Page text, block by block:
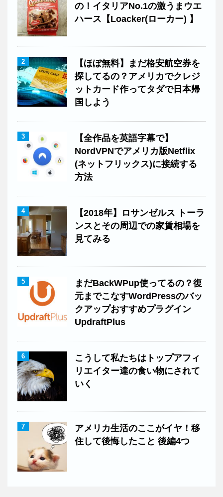
の！イタリアNo.1の激うまウエ
ハース【Loacker(ローカー) 】
2
【ほぼ無料】まだ格安航空券を
探してるの？アメリカでクレジ
ットカード作ってタダで日本帰
国しよう
3
【全作品を英語字幕で】
NordVPNでアメリカ版Netflix
(ネットフリックス)に接続する
方法
4
【2018年】ロサンゼルス トーラ
ンスとその周辺での家賃相場を
見てみる
5
まだBackWPup使ってるの？復
元までこなすWordPressのバッ
クアップおすすめプラグイン
UpdraftPlus
6
こうして私たちはトップアフィ
リエイター達の食い物にされて
いく
7
アメリカ生活のここがイヤ！移
住して後悔したこと 後編4つ